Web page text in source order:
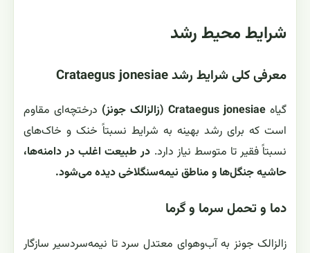
شرایط محیط رشد
معرفی کلی شرایط رشد Crataegus jonesiae
گیاه Crataegus jonesiae (زالزالک جونز)
درختچه‌ای مقاوم
است که برای رشد بهینه به شرایط نسبتاً خنک و خاک‌های
نسبتاً فقیر تا متوسط نیاز دارد. در طبیعت اغلب در دامنه‌ها،
حاشیه جنگل‌ها و مناطق نیمه‌سنگلاخی دیده می‌شود.
دما و تحمل سرما و گرما
زالزالک جونز به آب‌وهوای معتدل سرد تا نیمه‌سردسیر سازگار